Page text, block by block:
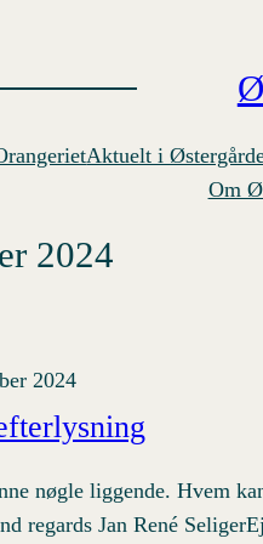
Aktuelt i
Om
2024
2024
nøgle liggende. Hvem
regards Jan René